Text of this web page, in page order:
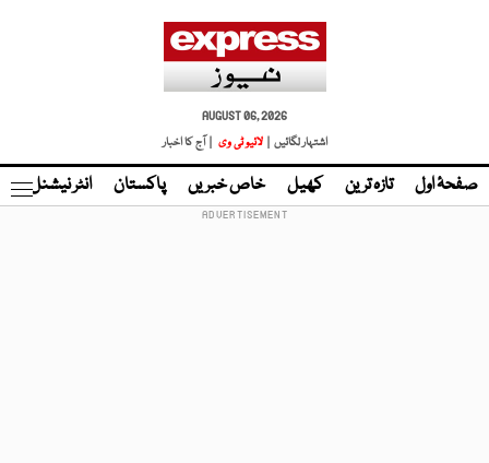
AUGUST 06, 2026
اشتہار لگائیں |
لائیو ٹی وی | آج کا اخبار
صفحۂ اول تازہ ترین کھیل خاص خبریں پاکستان انٹر نیشنل